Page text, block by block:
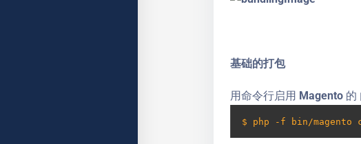
基础的打包
用命令行启用 Magento 的
$ php -f bin/